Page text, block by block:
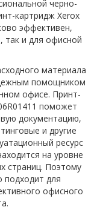
черно-
картридж Xerox
эффективен,
так и для офисной
материала
помощником
офисе. Принт-
поможет
документацию,
и другие
ресурс
на уровне
страниц. Поэтому
подходит для
офисного